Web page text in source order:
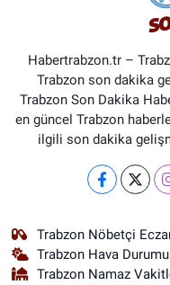
Habertrabzon.tr –
Trabzon son dakika
Trabzon Son Dakika
en güncel Trabzon
ilgili son dakika
Trabzon Nöbetçi
Trabzon Hava Durumu
Trabzon Namaz